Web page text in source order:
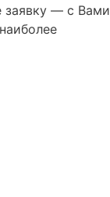
заявку — с Вами